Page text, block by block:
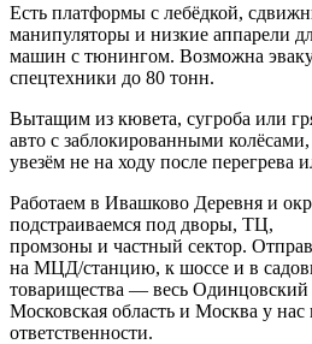
Есть платформы с лебёдкой,
манипуляторы и низкие аппарели
машин с тюнингом. Возможна
спецтехники до 80 тонн.
Вытащим из кювета, сугроба или
авто с заблокированными колёсами,
увезём не на ходу после перегрева
Работаем в Ивашково Деревня и
подстраиваемся под дворы, ТЦ,
промзоны и частный сектор.
на МЦД/станцию, к шоссе и в
товарищества — весь Одинцовский
Московская область и Москва у нас
ответственности.